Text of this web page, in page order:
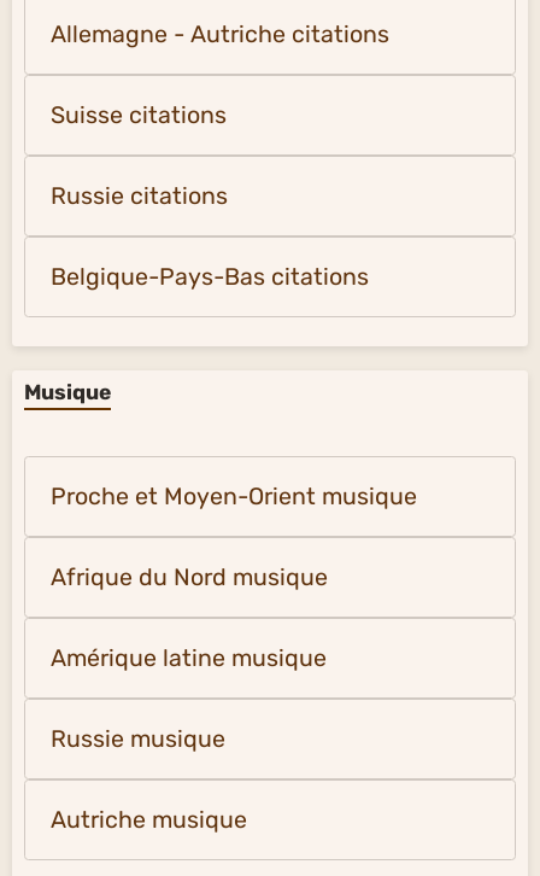
Allemagne - Autriche citations
Suisse citations
Russie citations
Belgique-Pays-Bas citations
Musique
Proche et Moyen-Orient musique
Afrique du Nord musique
Amérique latine musique
Russie musique
Autriche musique